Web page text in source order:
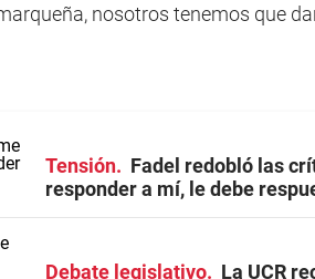
nosotros tenemos que
Tensión
Fadel redobló las
responder a mí, le debe
Debate legislativo
La UCR